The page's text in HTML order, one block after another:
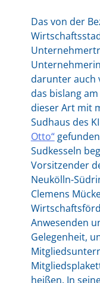
Das von der
darunter auch
das bislang
dieser Art mit
Sudhaus des
Otto“
Sudkesseln
Vorsitzender
Neukölln-
Clemens
Anwesenden
Gelegenheit,
heißen. In